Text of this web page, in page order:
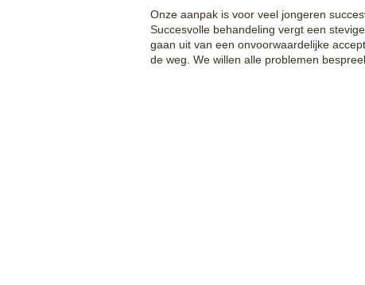
Onze aanpak is voor veel jongeren
Succesvolle behandeling vergt een
gaan uit van een onvoorwaardelijke
de weg. We willen alle problemen